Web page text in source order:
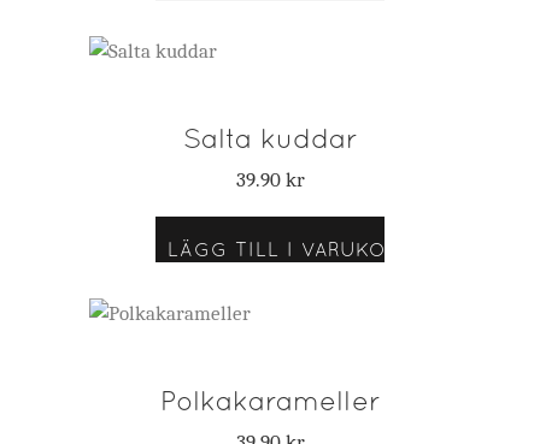
LÄGG TILL I VARUKORG
Salta kuddar
39.90 kr
Polkakarameller